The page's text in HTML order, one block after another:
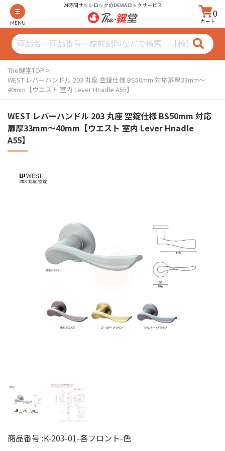
MENU
24時間サッシロックのDEWAロックサービス
0
カート
The鍵堂TOP
WEST レバーハンドル 203 丸座 空錠仕様 BS50mm 対応扉厚33mm〜
40mm【ウエスト 室内 Lever Hnadle A55】
WEST レバーハンドル 203 丸座 空錠仕様 BS50mm 対応
扉厚33mm〜40mm【ウエスト 室内 Lever Hnadle
A55】
商品番号 :K-203-01-各フロント-色